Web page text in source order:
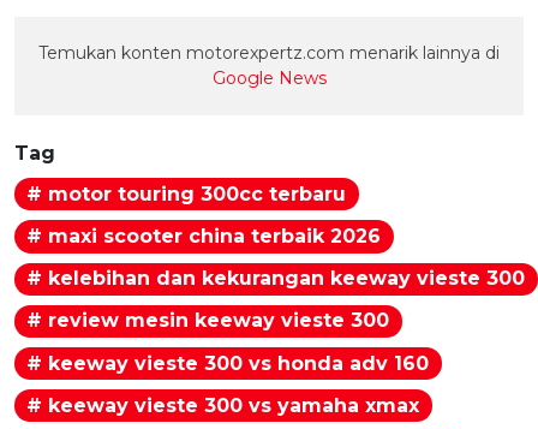
Temukan konten motorexpertz.com menarik lainnya di
Google News
Tag
# motor touring 300cc terbaru
# maxi scooter china terbaik 2026
# kelebihan dan kekurangan keeway vieste 300
# review mesin keeway vieste 300
# keeway vieste 300 vs honda adv 160
# keeway vieste 300 vs yamaha xmax